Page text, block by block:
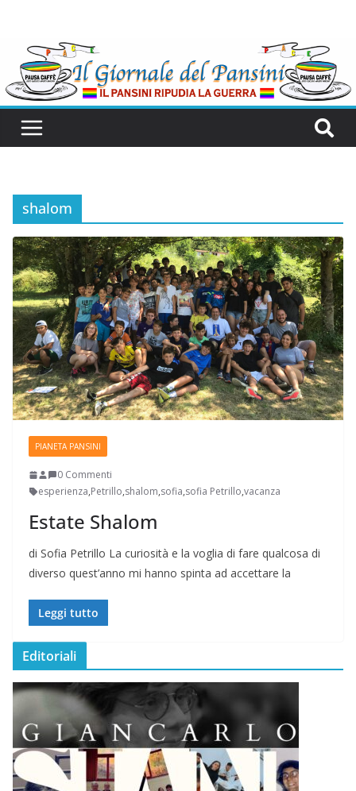
shalom
PIANETA PANSINI
0 Commenti
esperienza,Petrillo,shalom,sofia,sofia Petrillo,vacanza
Estate Shalom
di Sofia Petrillo La curiosità e la voglia di fare qualcosa di
diverso quest’anno mi hanno spinta ad accettare la
Leggi tutto
Editoriali